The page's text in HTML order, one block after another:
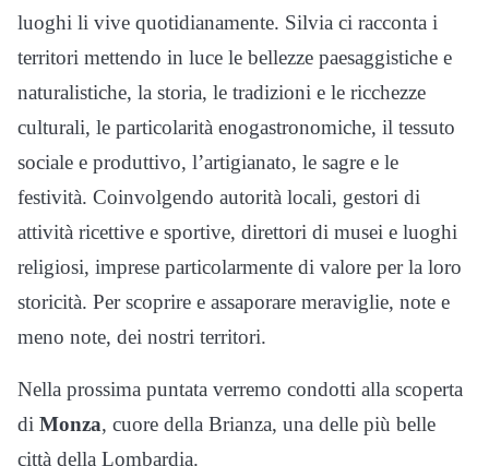
luoghi li vive quotidianamente. Silvia ci racconta i
territori mettendo in luce le bellezze paesaggistiche e
naturalistiche, la storia, le tradizioni e le ricchezze
culturali, le particolarità enogastronomiche, il tessuto
sociale e produttivo, l’artigianato, le sagre e le
festività. Coinvolgendo autorità locali, gestori di
attività ricettive e sportive, direttori di musei e luoghi
religiosi, imprese particolarmente di valore per la loro
storicità. Per scoprire e assaporare meraviglie, note e
meno note, dei nostri territori.
Nella prossima puntata verremo condotti alla scoperta
di Monza, cuore della Brianza, una delle più belle
città della Lombardia.